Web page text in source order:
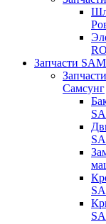
Запчасти
Самсунг